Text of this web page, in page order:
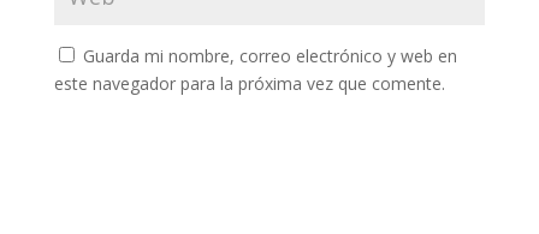
Guarda mi nombre, correo electrónico y web en
este navegador para la próxima vez que comente.